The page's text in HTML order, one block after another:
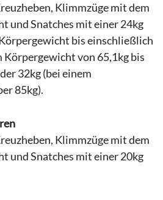
Klimmzüge mit dem
und Snatches mit einer 24kg
bis einschließlich
Körpergewicht von 65,1kg bis
32kg (bei einem
85kg).
Klimmzüge mit dem
und Snatches mit einer 20kg